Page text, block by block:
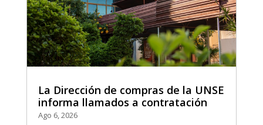
La Dirección de compras de la UNSE
informa llamados a contratación
Ago 6, 2026